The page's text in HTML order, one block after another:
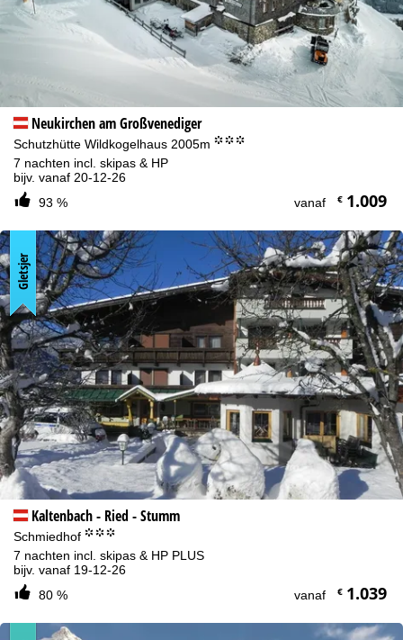
Neukirchen am Großvenediger
Schutzhütte Wildkogelhaus 2005m °°°
7 nachten incl. skipas & HP
bijv. vanaf 20-12-26
93 %
vanaf €1.009
Kaltenbach - Ried - Stumm
Schmiedhof °°°
7 nachten incl. skipas & HP PLUS
bijv. vanaf 19-12-26
80 %
vanaf €1.039
Gletsjer